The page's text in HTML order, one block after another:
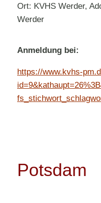
Ort: KVHS Werder,
Werder
Anmeldung bei:
https://www.kvhs-
Potsdam